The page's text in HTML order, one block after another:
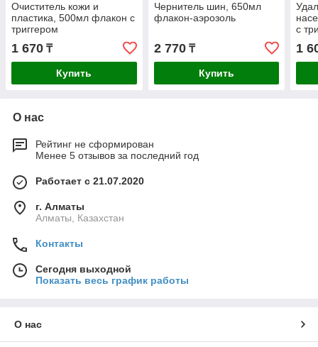
Очиститель кожи и
пластика, 500мл флакон с
триггером
1 670 ₸
Купить
Чернитель шин, 650мл
флакон-аэрозоль
2 770₸
Купить
с
1
О нас
Рейтинг не сформирован
Менее 5 отзывов за последний год
Работает с 21.07.2020
г. Алматы
Алматы, Казахстан
Контакты
Сегодня выходной
Показать весь график работы
О нас